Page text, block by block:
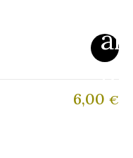
6,00 €